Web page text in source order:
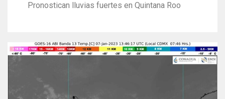
Pronostican lluvias fuertes en Quintana Roo